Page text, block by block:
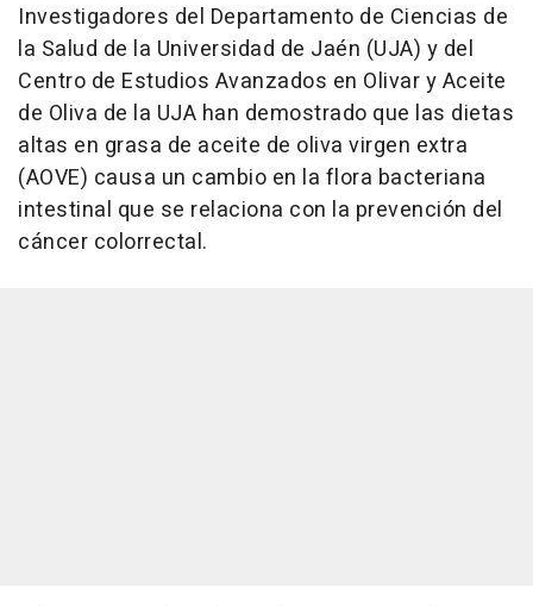
Investigadores del Departamento de Ciencias de
la Salud de la Universidad de Jaén (UJA) y del
Centro de Estudios Avanzados en Olivar y Aceite
de Oliva de la UJA han demostrado que las dietas
altas en grasa de aceite de oliva virgen extra
(AOVE) causa un cambio en la flora bacteriana
intestinal que se relaciona con la prevención del
cáncer colorrectal.